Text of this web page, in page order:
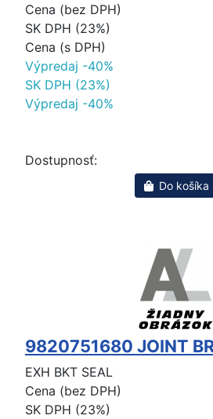
Cena (bez DPH)
SK DPH (23%)
Cena (s DPH)
Výpredaj -40%
SK DPH (23%)
Výpredaj -40%
Dostupnosť:
Do košíka
9820751680 JOINT
EXH BKT SEAL
Cena (bez DPH)
SK DPH (23%)